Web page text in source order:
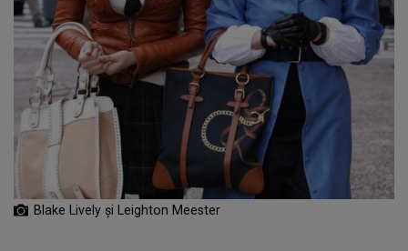
Blake Lively și Leighton Meester